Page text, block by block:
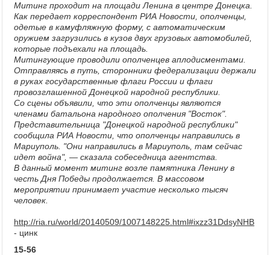
Митинг проходит на площади Ленина в центре Донецка.
Как передает корреспондент РИА Новости, ополченцы,
одетые в камуфляжную форму, с автоматическим
оружием загрузились в кузов двух грузовых автомобилей,
которые подъехали на площадь.
Митингующие проводили ополченцев аплодисментами.
Отправляясь в путь, сторонники федерализации держали
в руках государственные флаги России и флаги
провозглашенной Донецкой народной республики.
Со сцены объявили, что эти ополченцы являются
членами батальона народного ополчения "Восток".
Представительница "Донецкой народной республики"
сообщила РИА Новости, что ополченцы направились в
Мариуполь. "Они направились в Мариуполь, там сейчас
идет война", — сказала собеседница агентства.
В данный момент митинг возле памятника Ленину в
честь Дня Победы продолжается. В массовом
мероприятии принимает участие несколько тысяч
человек.
http://ria.ru/world/20140509/1007148225.html#ixzz31DdsyNHB
- цинк
15-56